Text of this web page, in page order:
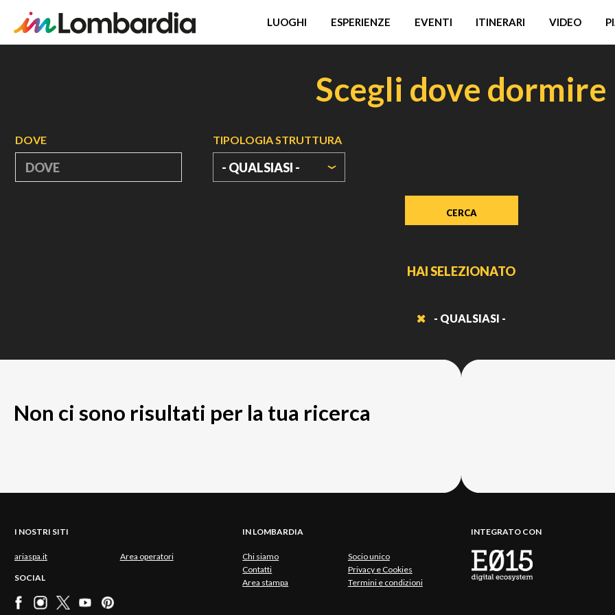
LUOGHI ESPERIENZE EVENTI ITINERARI VIDEO
Scegli dove dormire
DOVE TIPOLOGIA STRUTTURA
- QUALSIASI -
HAI SELEZIONATO
- QUALSIASI -
Non ci sono risultati per la tua ricerca
I NOSTRI SITI
ariaspa.it Area operatori
SOCIAL
IN LOMBARDIA
Chi siamo
Socio unico
Contatti
Privacy e Cookies
Area stampa
Termini e condizioni
INTEGRATO CON